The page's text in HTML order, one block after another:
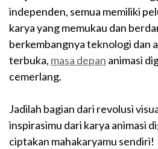
independen, semua memiliki
karya yang memukau dan
berkembangnya teknologi dan
terbuka, masa depan animasi
cemerlang.
Jadilah bagian dari revolusi
inspirasimu dari karya animasi
ciptakan mahakaryamu sendiri!